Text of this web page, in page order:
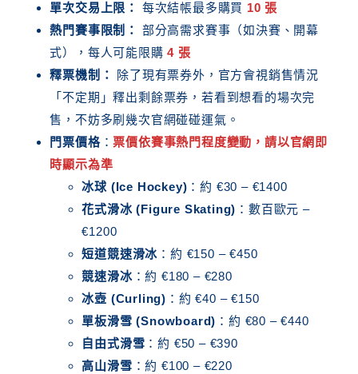
單次交易上限：
每次結帳最多購買 10 張
熱門賽事限制：
部分高需求賽事（如決賽、開幕
式），每人可能限購4 張
釋票機制：
除了現有票券外，官方會視銷售情況
「不定期」釋出剩餘票券，若看到想看的場次完
售，不妨多刷幾次官網碰碰運氣。
門票價格：票價依賽事熱門程度變動，請以官網即
時顯示為準
冰球 (Ice Hockey) ：約 €30 – €1400
花式滑冰 (Figure Skating) ：數百歐元 –
€1200
短道競速滑冰 ：約 €150 – €450
競速滑冰：約 €180 – €280
冰壺 (Curling) ：約 €40 – €150
單板滑雪 (Snowboard) ：約 €80 – €440
自由式滑雪 ：約 €50 – €390
高山滑雪 ：約 €100 – €220